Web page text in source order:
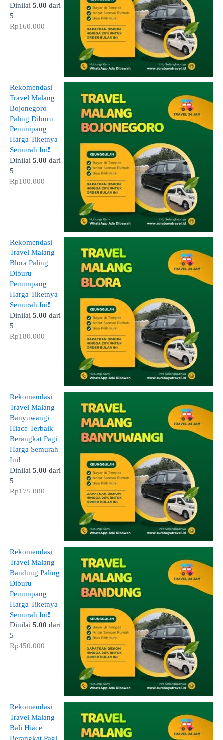
Dinilai 5.00 dari
5
Rp160.000
Rekomendasi
Travel Malang
Bojonegoro
Paling Diburu
Penumpang
Harga Tiketnya
Semurah Ini❗
Dinilai 5.00 dari
5
Rp100.000
Rekomendasi
Travel Malang
Blora Paling
Diburu
Penumpang
Harga Tiketnya
Semurah Ini❗
Dinilai 5.00 dari
5
Rp180.000
Rekomendasi
Travel Malang
Banyuwangi
Hiace Terbaik
Berangkat Pagi
Harga Semurah
Ini❗
Dinilai 5.00 dari
5
Rp175.000
Rekomendasi
Travel Malang
Bandung Paling
Diburu
Penumpang
Harga Tiketnya
Semurah Ini❗
Dinilai 5.00 dari
5
Rp450.000
Rekomendasi
Travel Malang
Bali Hiace
Berangkat Pagi